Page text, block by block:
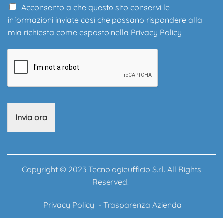
Acconsento a che questo sito conservi le
informazioni inviate così che possano rispondere alla
mia richiesta come esposto nella Privacy Policy
Invia ora
Copyright © 2023 Tecnologieufficio S.r.l. All Rights
Reserved.
Privacy Policy - Trasparenza Azienda